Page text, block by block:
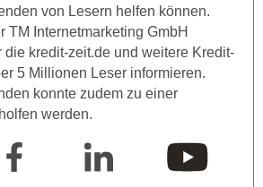
von Lesern helfen können.
TM Internetmarketing GmbH
die kredit-zeit.de und weitere Kredit-
5 Millionen Leser informieren.
konnte zudem zu einer
werden.